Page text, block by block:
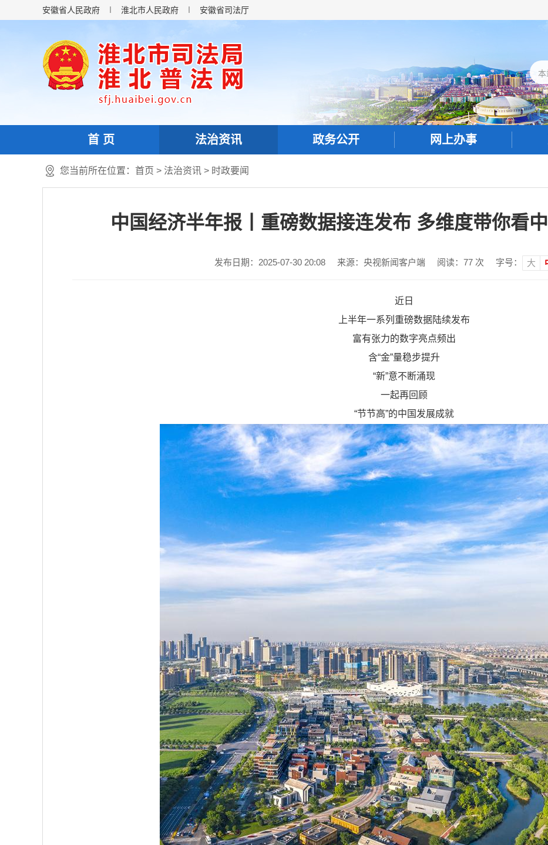
安徽省人民政府 淮北市人民政府 安徽省司法厅
首 页 法治资讯 政务公开 网上办事
您当前所在位置： 首页 > 法治资讯 > 时政要闻
中国经济半年报丨重磅数据接连发布 多维度带你看
发布日期：2025-07-30 20:08 来源：央视新闻客户端 阅读： 77次 字号： 大
近日
上半年一系列重磅数据陆续发布
富有张力的数字亮点频出
含“金”量稳步提升
“新”意不断涌现
一起再回顾
“节节高”的中国发展成就